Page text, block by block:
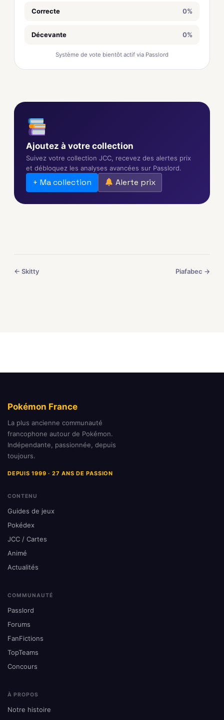
Correcte 0%
Décevante 0%
Système de vote bientôt actif via Passlord
Ajoutez à votre collection
Suivez votre collection JCC, recevez des alertes prix
et débloquez les analyses avancées sur Passlord.
+ Ma collection Alerte prix
← Skitty Piafabec →
Pokémon France
La plus ancienne communauté
francophone autour de Pokémon.
Indépendante, passionnée, depuis
toujours.
DEPUIS 1999 · 27 ANS DE PASSION
CONTENU
Guides de jeux
Pokédex
JCC / Cartes
Animé
Actualités
COMMUNAUTÉ
Passlord
Forums
FanFictions
TopTeams
Concours
À PROPOS
Notre histoire